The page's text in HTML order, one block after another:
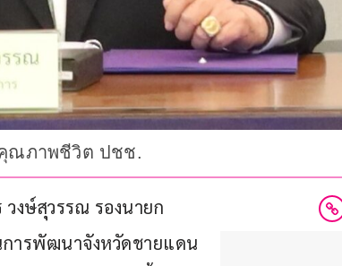
คุณภาพชีวิต ปชช.
วงษ์สุวรรณ รองนายก
ารพัฒนาจังหวัดชายแดน